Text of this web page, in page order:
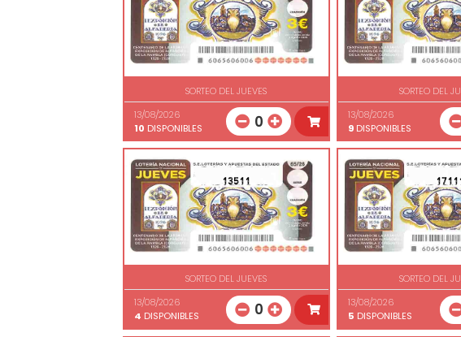
SORTEO DEL JUEVES
13/08/2026
10 DISPONIBLES 0
SORTEO DEL
13/08/2026
9DISPONIBLES
13511
SORTEO DEL JUEVES
13/08/2026
4 DISPONIBLES 0
SORTEO DEL
13/08/2026
5 DISPONIBLES